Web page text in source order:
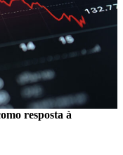
resposta à